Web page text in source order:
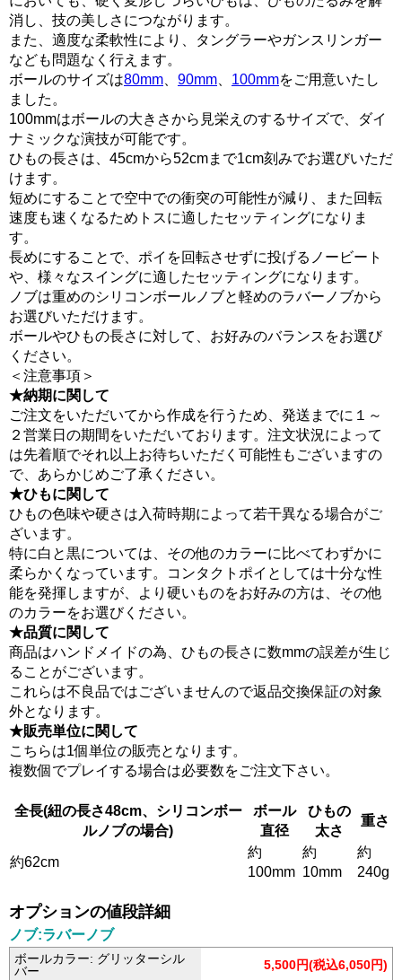
消し、技の美しさにつながります。
また、適度な柔軟性により、タングラーやガンスリンガー
なども問題なく行えます。
ボールのサイズは80mm 90mm 100mmをご用意いたし
ました。
100mmはボールの大きさから見栄えのするサイズで、ダイ
ナミックな演技が可能です。
ひもの長さは、45cmから52cmまで1cm刻みでお選びいただ
けます。
短めにすることで空中での衝突の可能性が減り、また回転
速度も速くなるためトスに適したセッティングになりま
す。
長めにすることで、ポイを回転させずに投げるノービート
や、様々なスイングに適したセッティングになります。
ノブは重めのシリコンボールノブと軽めのラバーノブから
お選びいただけます。
ボールやひもの長さに対して、お好みのバランスをお選び
ください。
＜注意事項＞
★納期に関して
ご注文をいただいてから作成を行うため、発送までに１～
２営業日の期間をいただいております。注文状況によって
は先着順でそれ以上お待ちいただく可能性もございますの
で、あらかじめご了承ください。
★ひもに関して
ひもの色味や硬さは入荷時期によって若干異なる場合がご
ざいます。
特に白と黒については、その他のカラーに比べてわずかに
柔らかくなっています。コンタクトポイとしては十分な性
能を発揮しますが、より硬いものをお好みの方は、その他
のカラーをお選びください。
★品質に関して
商品はハンドメイドの為、ひもの長さに数mmの誤差が生じ
ることがございます。
これらは不良品ではございませんので返品交換保証の対象
外となります。
★販売単位に関して
こちらは1個単位の販売となります。
複数個でプレイする場合は必要数をご注文下さい。
全長(紐の長さ48cm、シリコンボー
ルノブの場合)
ボール
直径
ひもの
太さ
重さ
約62cm
約
100mm
約
10mm
約
240g
オプションの値段詳細
ノブ:ラバーノブ
ボールカラー: グリッターシル
バー
5,500円(税込6,050円)